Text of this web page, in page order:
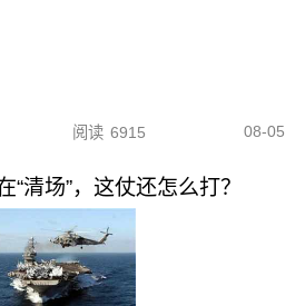
阅读 6915 08-05
清场”，这仗还怎么打？